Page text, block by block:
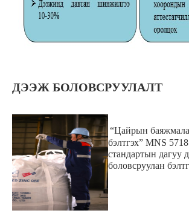
ДЭЭЖ БОЛОВСРУУЛАЛТ
“Цайрын
бэлтгэх” MNS
стандартын дагуу
боловсруулан